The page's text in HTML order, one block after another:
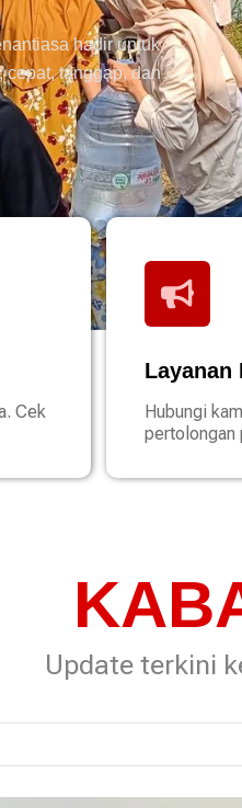
hadir untuk
cepat, tanggap, dan
Cek
Layanan
Hubungi
pertolongan
Update terkini